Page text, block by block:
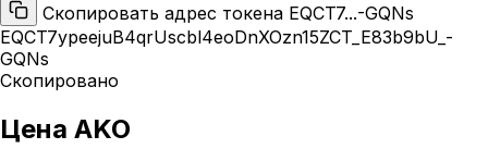
Скопировать адрес токена EQCT7...-GQNs
EQCT7ypeejuB4qrUscbl4eoDnXOzn15ZCT_E83b9bU_-
GQNs
Скопировано
Цена AKO